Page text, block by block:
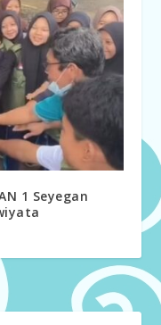
1 Seyegan